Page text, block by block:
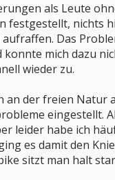
als Leute
festgestellt, nichts
Das
mich dazu
wieder zu.
der freien Natur
eingestellt.
leider habe ich
es damit den
sitzt man halt